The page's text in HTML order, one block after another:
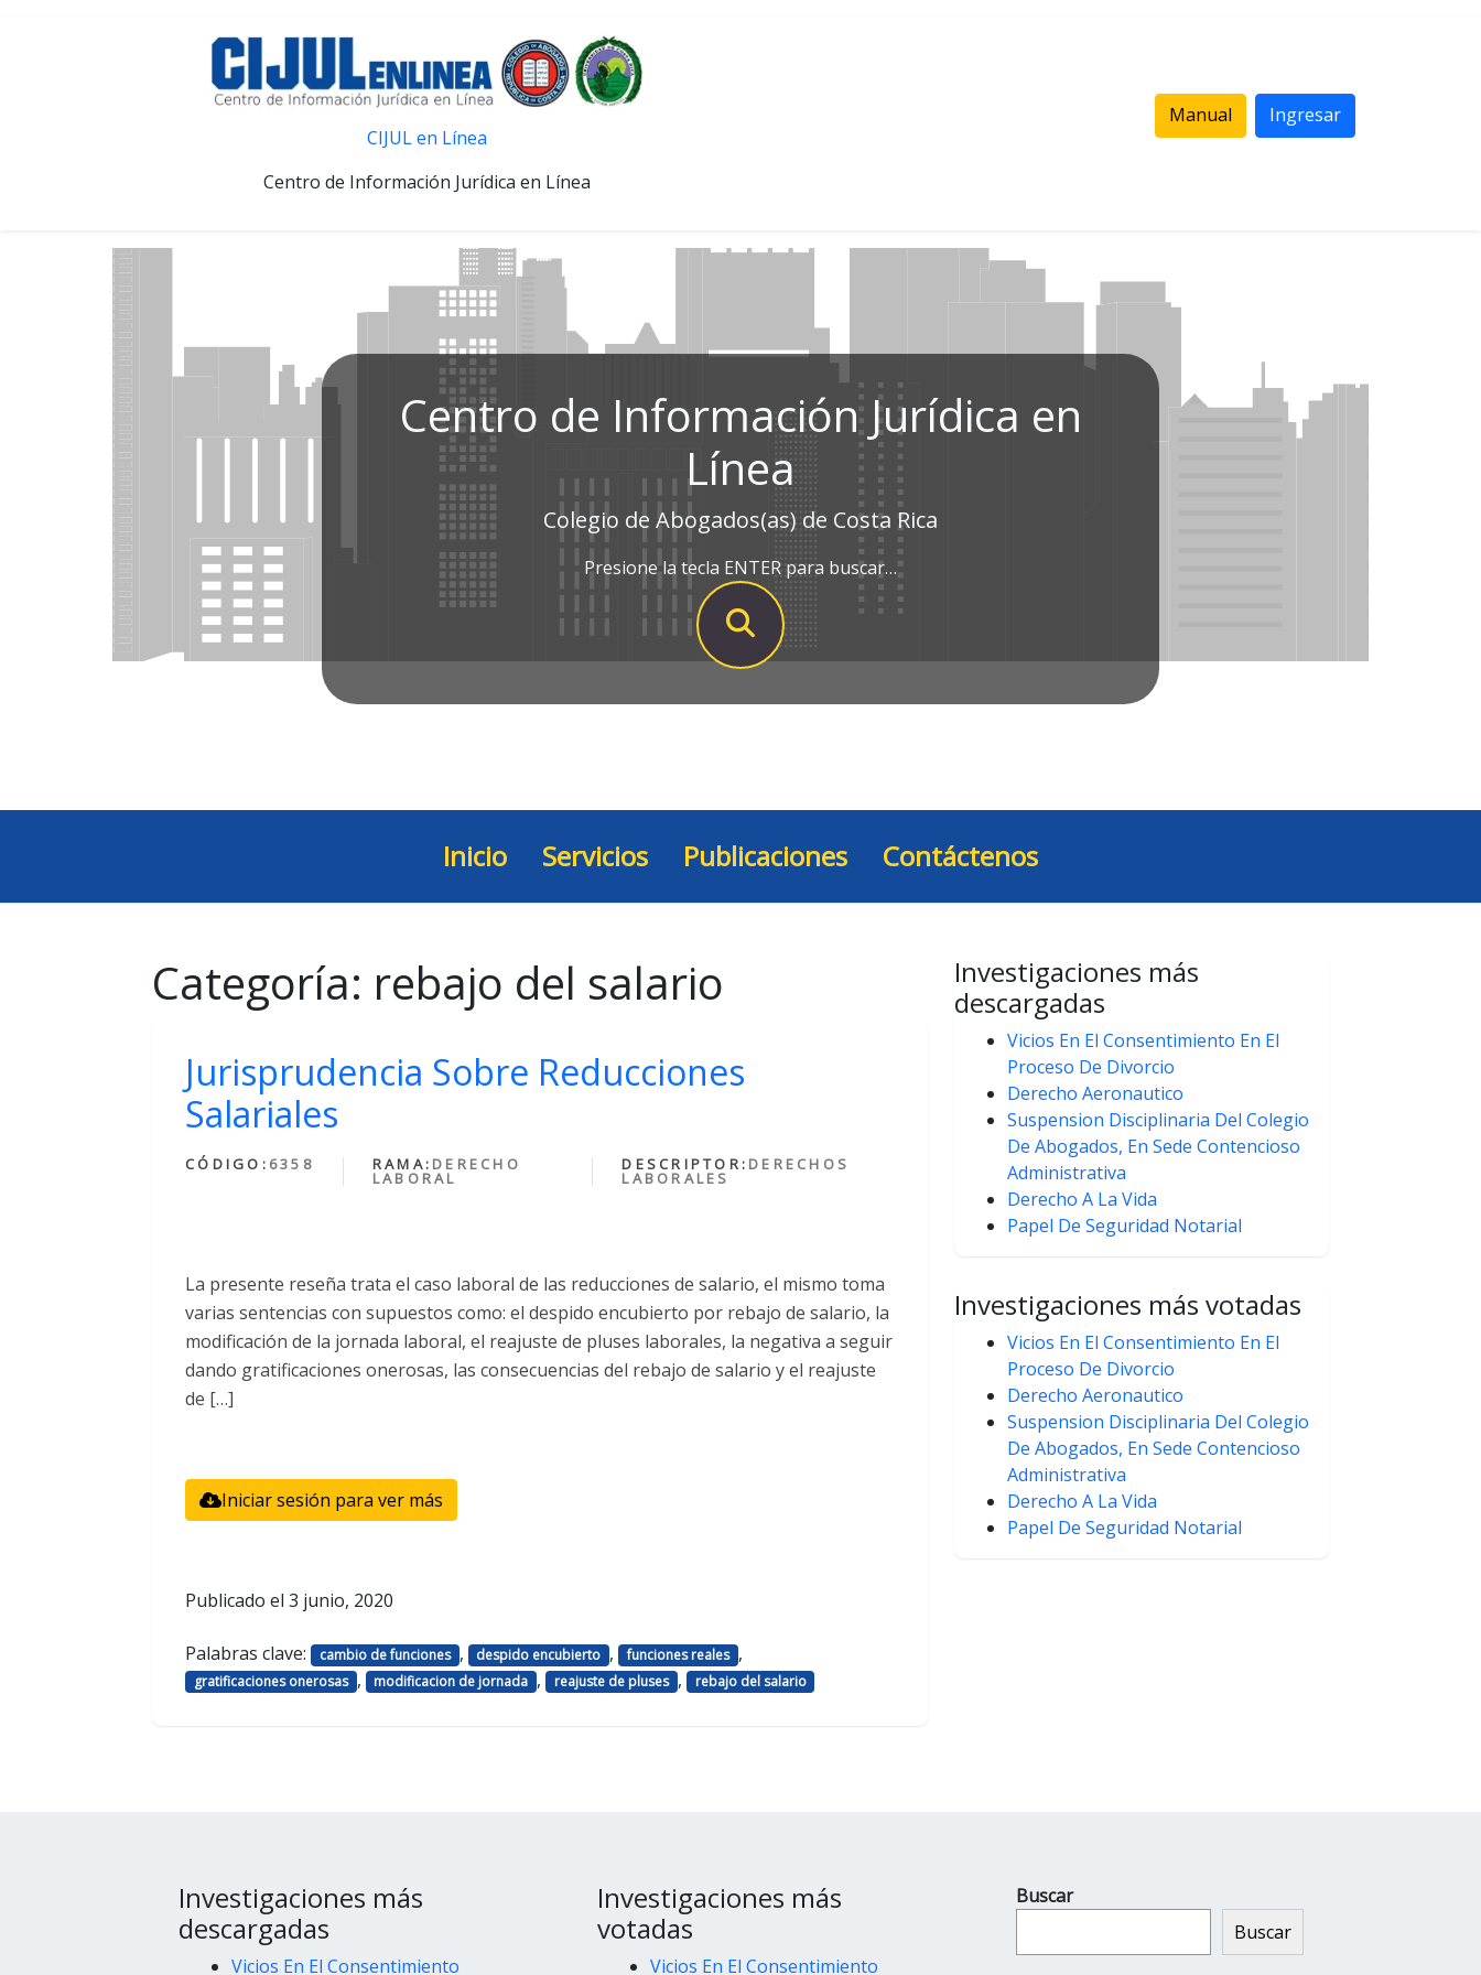
CIJUL en Línea
Centro de Información Jurídica en Línea
Manual Ingresar
Centro de Información Jurídica en
Línea
Colegio de Abogados(as) de Costa Rica
Presione la tecla ENTER para buscar…
Inicio Servicios Publicaciones Contáctenos
Categoría: rebajo del salario
Jurisprudencia Sobre Reducciones
Salariales
CÓDIGO: 6358 RAMA: DERECHO
LABORAL
DESCRIPTOR: DERECHOS
LABORALES
La presente reseña trata el caso laboral de las reducciones de salario, el mismo toma
varias sentencias con supuestos como: el despido encubierto por rebajo de salario, la
modificación de la jornada laboral, el reajuste de pluses laborales, la negativa a seguir
dando gratificaciones onerosas, las consecuencias del rebajo de salario y el reajuste
de […]
Iniciar sesión para ver más
Publicado el 3 junio, 2020
Palabras clave: cambio de funciones , despido encubierto , funciones reales ,
gratificaciones onerosas , modificacion de jornada , reajuste de pluses , rebajo del salario
Investigaciones más
descargadas
Vicios En El Consentimiento En El
Proceso De Divorcio
Derecho Aeronautico
Suspension Disciplinaria Del Colegio
De Abogados, En Sede Contencioso
Administrativa
Derecho A La Vida
Papel De Seguridad Notarial
Investigaciones más votadas
Vicios En El Consentimiento En El
Proceso De Divorcio
Derecho Aeronautico
Suspension Disciplinaria Del Colegio
De Abogados, En Sede Contencioso
Administrativa
Derecho A La Vida
Papel De Seguridad Notarial
Investigaciones más
descargadas
Vicios En El Consentimiento
Investigaciones más
votadas
Vicios En El Consentimiento
Buscar
Buscar